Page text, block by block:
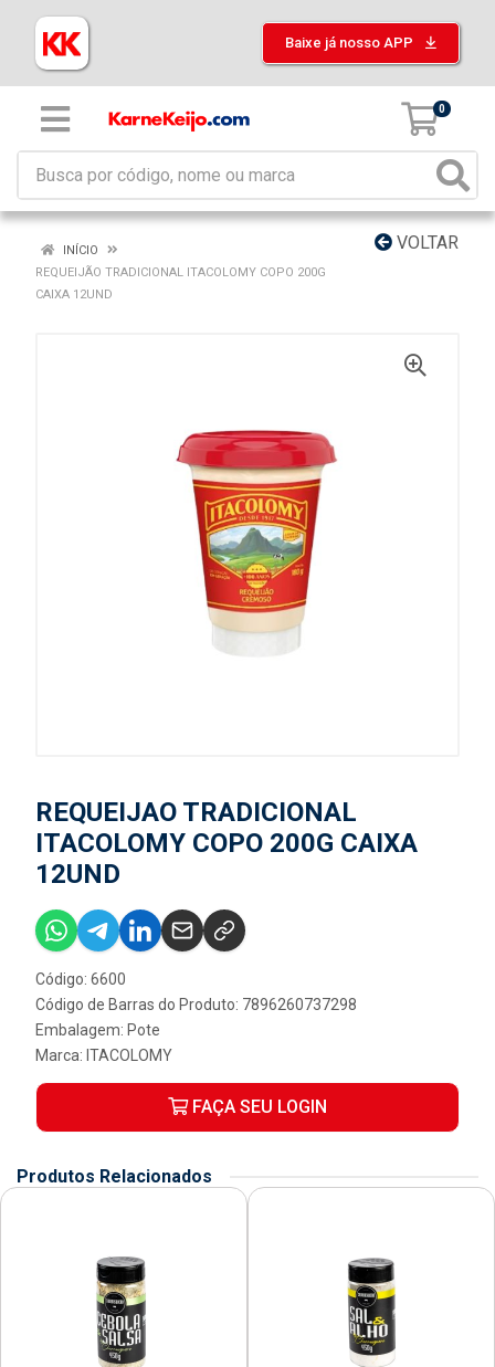
Baixe já nosso APP
0
VOLTAR
INÍCIO
REQUEIJÃO TRADICIONAL ITACOLOMY COPO 200G
CAIXA 12UND
REQUEIJAO TRADICIONAL
ITACOLOMY COPO 200G CAIXA
12UND
Código: 6600
Código de Barras do Produto: 7896260737298
Embalagem: Pote
Marca: ITACOLOMY
FAÇA SEU LOGIN
Produtos Relacionados